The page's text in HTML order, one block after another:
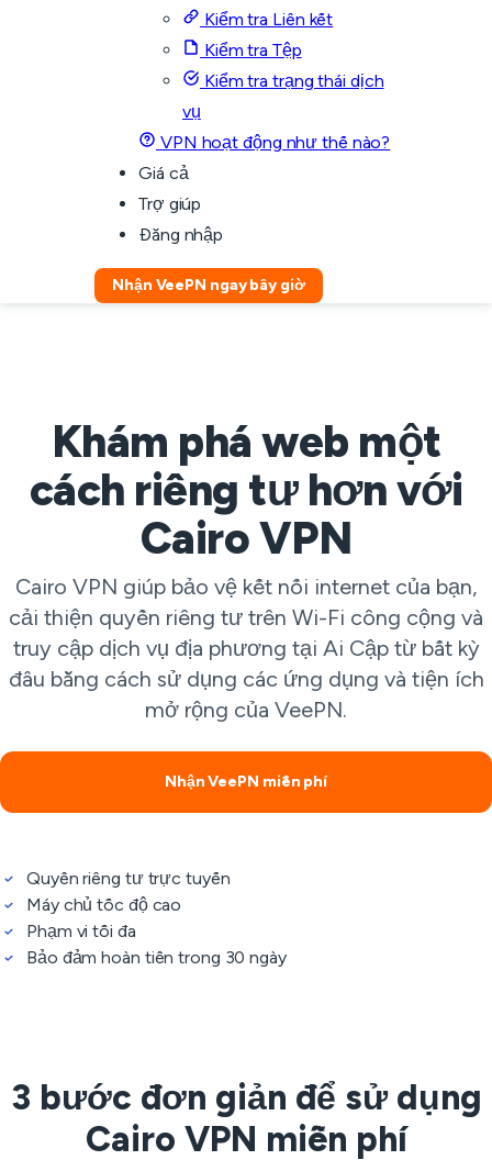
Kiểm tra Liên kết
Kiểm tra Tệp
Kiểm tra trạng thái dịch
vụ
VPN hoạt động như thế nào?
Giá cả
Trợ giúp
Đăng nhập
Nhận VeePN ngay bây giờ
Khám phá web một
cách riêng tư hơn với
Cairo VPN
Cairo VPN giúp bảo vệ kết nối internet của bạn,
cải thiện quyền riêng tư trên Wi-Fi công cộng và
truy cập dịch vụ địa phương tại Ai Cập từ bất kỳ
đâu bằng cách sử dụng các ứng dụng và tiện ích
mở rộng của VeePN.
Nhận VeePN miễn phí
Quyền riêng tư trực tuyến
Máy chủ tốc độ cao
Phạm vi tối đa
Bảo đảm hoàn tiền trong 30 ngày
3 bước đơn giản để sử dụng
Cairo VPN miễn phí